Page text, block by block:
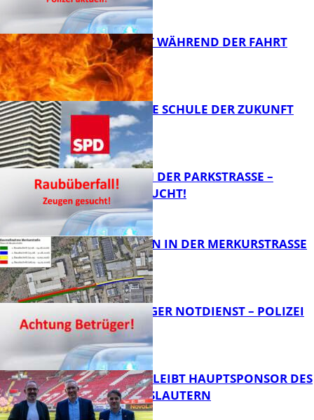
FB News
FB News
AUTO FÄNGT WÄHREND DER FAHRT
FEUER
WIE SIEHT DIE SCHULE DER ZUKUNFT
AUS?
FB News
ÜBERFALL IN DER PARKSTRASSE – Z
EUGEN GESUCHT!
BAUARBEITEN IN DER MERKURSTRASSE
FB News
FRAGWÜRDIGER NOTDIENST – POLIZEI
WARNT
NOVOLINE BLEIBT HAUPTSPONSOR DES
1. FC KAISERSLAUTERN